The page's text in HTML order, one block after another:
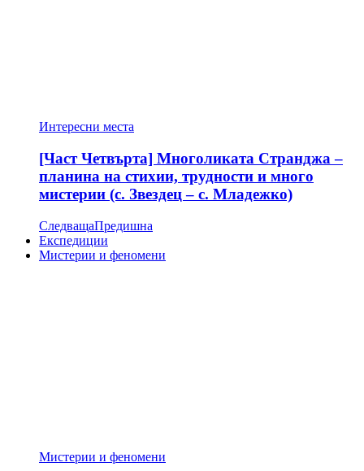
Интересни места
[Част Четвърта] Многоликата Странджа –
планина на стихии, трудности и много
мистерии (с. Звездец – с. Младежко)
СледващаПредишна
Експедиции
Мистерии и феномени
Мистерии и феномени